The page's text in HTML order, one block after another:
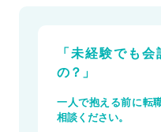
「未経験でも
の？」
一人で抱える前に転
相談ください。